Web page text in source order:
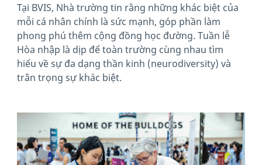
Tại BVIS, Nhà trường tin rằng những khác biệt của
mỗi cá nhân chính là sức mạnh, góp phần làm
phong phú thêm cộng đồng học đường. Tuần lễ
Hòa nhập là dịp để toàn trường cùng nhau tìm
hiểu về sự đa dạng thần kinh (neurodiversity) và
trân trọng sự khác biệt.
News image